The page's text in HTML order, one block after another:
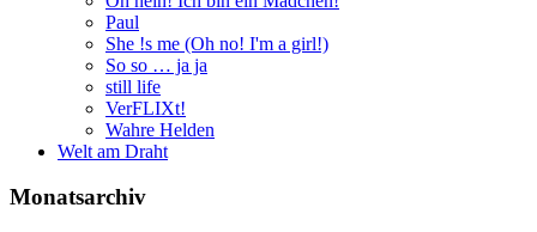
Paul
She !s me (Oh no! I'm a girl!)
So so … ja ja
still life
VerFLIXt!
Wahre Helden
Welt am Draht
Monatsarchiv